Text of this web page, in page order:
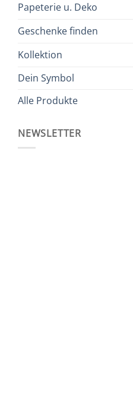
Papeterie u. Deko
Geschenke finden
Kollektion
Dein Symbol
Alle Produkte
NEWSLETTER